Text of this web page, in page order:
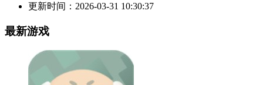
更新时间： 2026-03-31 10:30:37
最新游戏